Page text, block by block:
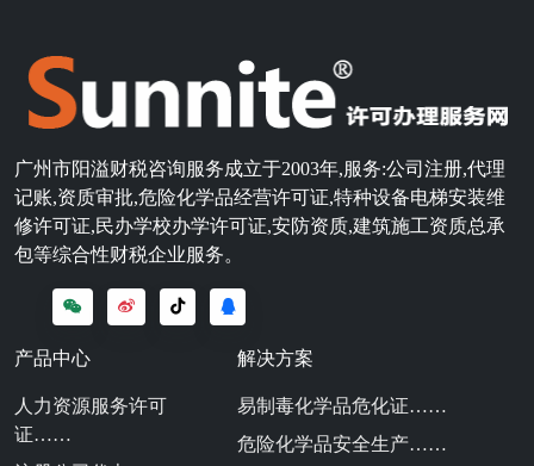
广州市阳溢财税咨询服务成立于2003年,服务:公司注册,代理
记账,资质审批,危险化学品经营许可证,特种设备电梯安装维
修许可证,民办学校办学许可证,安防资质,建筑施工资质总承
包等综合性财税企业服务。
产品中心
人力资源服务许可
证……
解决方案
易制毒化学品危化证……
危险化学品安全生产……